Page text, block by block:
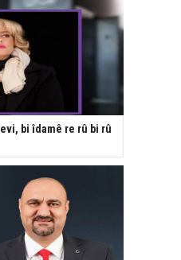
bi îdamê re rû bi rû